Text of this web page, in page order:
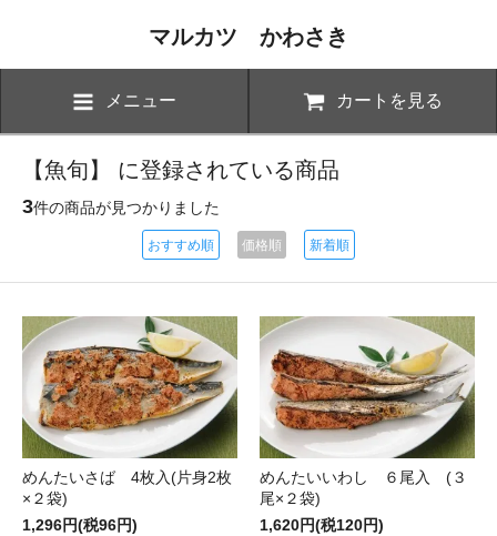
マルカツ かわさき
メニュー カートを見る
【魚旬】 に登録されている商品
3件の商品が見つかりました
おすすめ順 価格順 新着順
めんたいさば 4枚入(片身2枚
×２袋)
1,296円(税96円)
めんたいいわし ６尾入 (３
尾×２袋)
1,620円(税120円)